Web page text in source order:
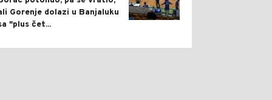
Gorenje dolazi u Banjaluku
"plus čet...